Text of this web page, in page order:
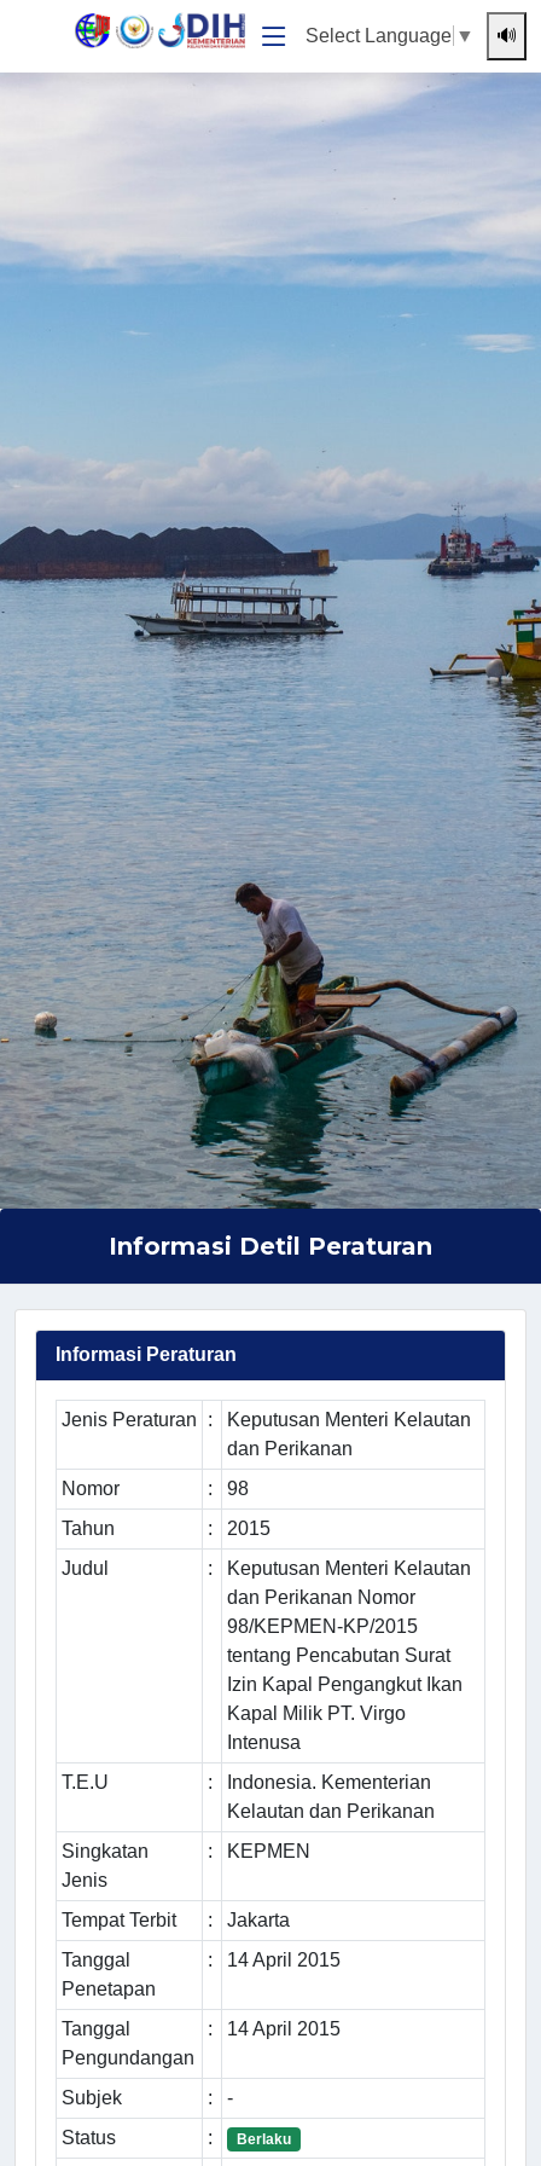
Select Language ▼ 🔊
Informasi Detil Peraturan
Informasi Peraturan
Jenis Peraturan :
Keputusan Menteri Kelautan
dan Perikanan
Nomor
:
98
Tahun
:
2015
Judul
:
Keputusan Menteri Kelautan
dan Perikanan Nomor
98/KEPMEN-KP/2015
tentang Pencabutan Surat
Izin Kapal Pengangkut Ikan
Kapal Milik PT. Virgo
Intenusa
T.E.U
:
Indonesia. Kementerian
Kelautan dan Perikanan
Singkatan
Jenis
: KEPMEN
Tempat Terbit :
Jakarta
Tanggal
Penetapan
: 14 April 2015
Tanggal
Pengundangan
: 14 April 2015
Subjek :
-
Status
: Berlaku